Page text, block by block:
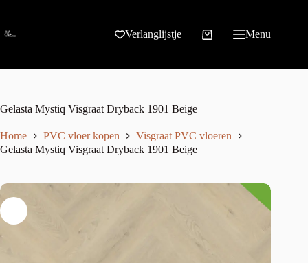
Verlanglijstje Menu
Gelasta Mystiq Visgraat Dryback 1901 Beige
Home PVC vloer kopen
Visgraat PVC vloeren
Gelasta Mystiq Visgraat Dryback 1901 Beige